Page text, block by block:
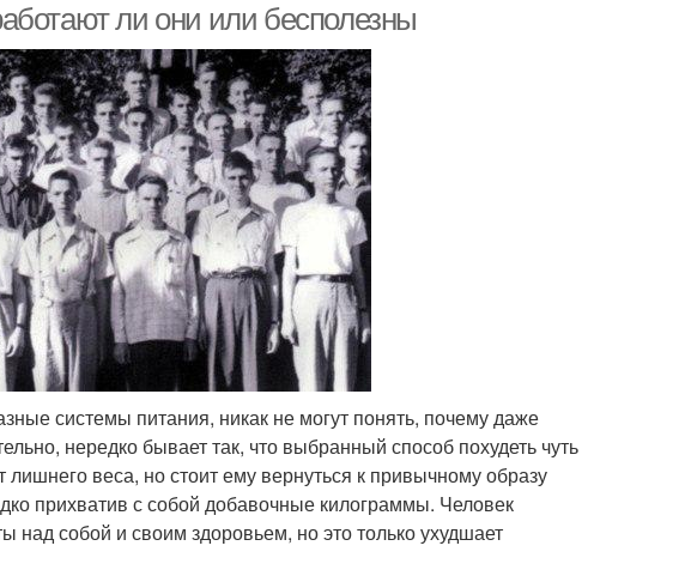
ли они или бесполезны
системы питания, никак не могут понять, почему даже
нередко бывает так, что выбранный способ похудеть чуть
лишнего веса, но стоит ему вернуться к привычному образу
прихватив с собой добавочные килограммы. Человек
над собой и своим здоровьем, но это только ухудшает